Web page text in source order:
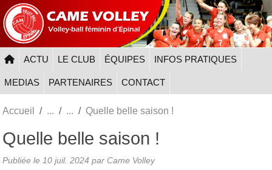
ACTU LE CLUB ÉQUIPES INFOS PRATIQUES
MEDIAS PARTENAIRES CONTACT
Accueil Quelle belle saison !
Quelle belle saison !
Publiée le 10 juil. 2024 par Came Volley
Panneau de gestion des cookies